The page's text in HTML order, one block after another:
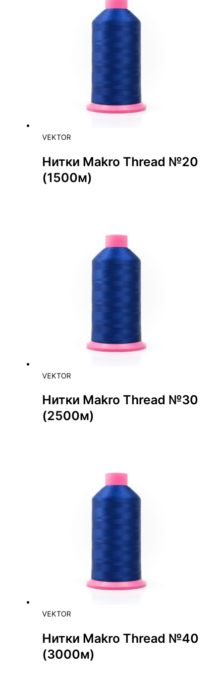
VEKTOR
Нитки Makro Thread №20
(1500м)
VEKTOR
Нитки Makro Thread №30
(2500м)
VEKTOR
Нитки Makro Thread №40
(3000м)